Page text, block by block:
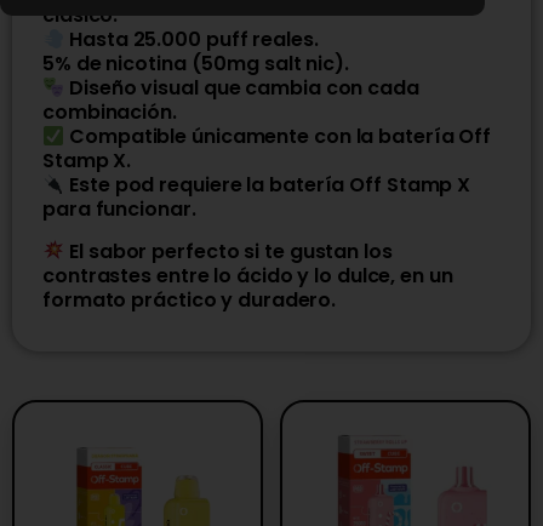
clásico.
Hasta 25.000 puff reales.
5% de nicotina (50mg salt nic).
Diseño visual que cambia con cada
combinación.
Compatible únicamente con la batería Off
Stamp X.
Este pod requiere la batería Off Stamp X
para funcionar.
El sabor perfecto si te gustan los
contrastes entre lo ácido y lo dulce, en un
formato práctico y duradero.